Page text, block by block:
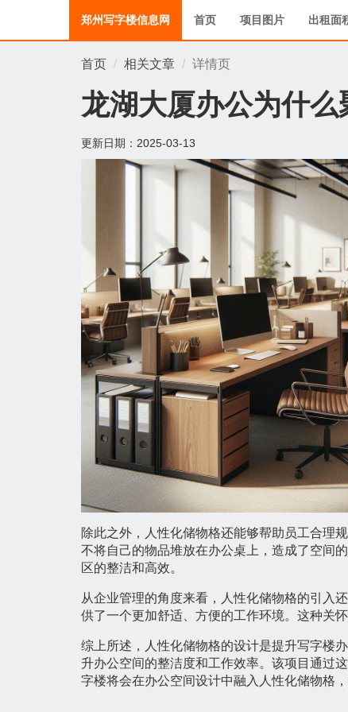
郑州写字楼信息网 首页 项目图片 出租面
首页 相关文章 详情页
龙湖大厦办公为什
更新日期： 2025-03-13
除此之外，人性化储物格还能够帮助员工合理
不将自己的物品堆放在办公桌上，造成了空间
区的整洁和高效。
从企业管理的角度来看，人性化储物格的引入
供了一个更加舒适、方便的工作环境。这种关
综上所述，人性化储物格的设计是提升写字楼
升办公空间的整洁度和工作效率。该项目通过
字楼将会在办公空间设计中融入人性化储物格